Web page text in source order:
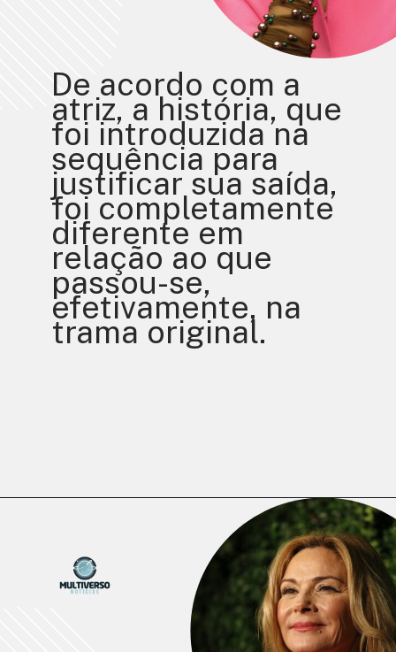
De acordo com a
atriz, a história, que
foi introduzida na
sequência para
justificar sua saída,
foi completamente
diferente em
relação ao que
passou-se,
efetivamente, na
trama original.